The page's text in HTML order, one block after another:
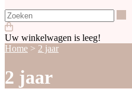
Uw winkelwagen is leeg!
Home > 2 jaar
2 jaar